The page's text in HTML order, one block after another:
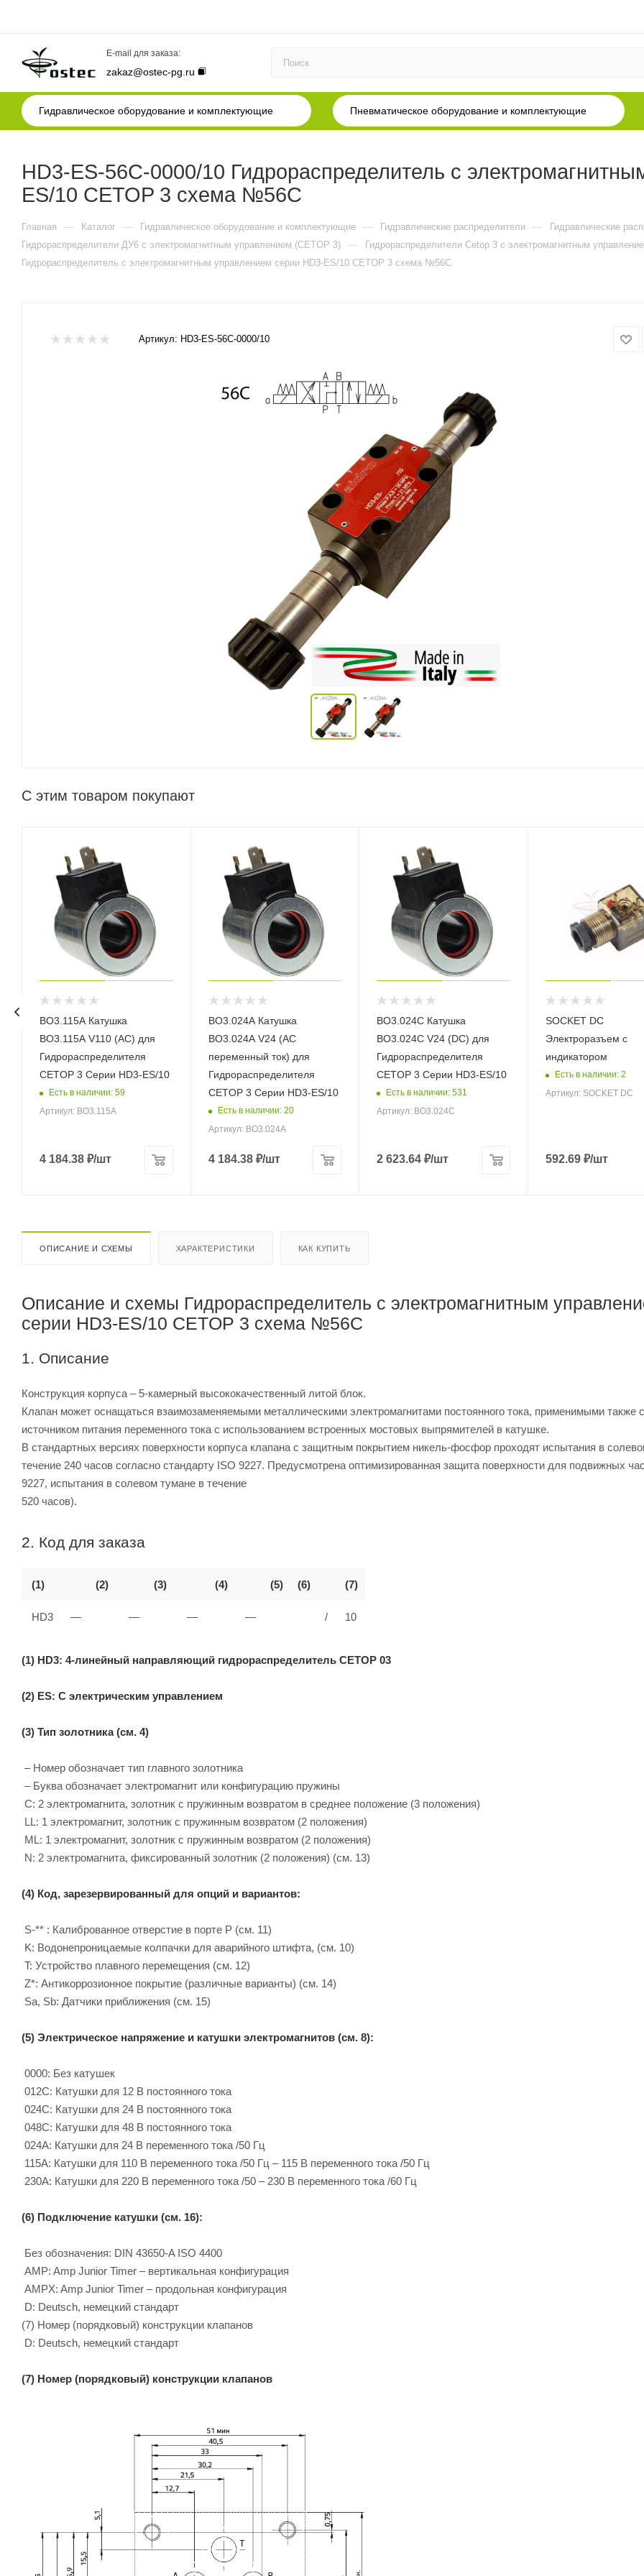
E-mail для заказа:
zakaz@ostec-pg.ru
Гидравлическое оборудование и комплектующие Пневматическое оборудование и комплектующие
HD3-ES-56C-0000/10 Гидрораспределитель с
ES/10 CETOP 3 схема №56C
Главная — Каталог — Гидравлическое оборудование и комплектующие — Гидравлические распределители — Гидравлические
Гидрораспределители ДУ6 с электромагнитным управлением (CETOP 3) — Гидрораспределители Cetop 3 c электромагнитным
Гидрораспределитель с электромагнитным управлением серии HD3-ES/10 CETOP 3 схема №56C
Артикул: HD3-ES-56C-0000/10
С этим товаром покупают
BO3.115A Катушка
BO3.115A V110 (AC) для
Гидрораспределителя
CETOP 3 Серии HD3-ES/10
Есть в наличии: 59
Артикул: BO3.115A
4 184.38₽/шт
BO3.024A Катушка
BO3.024A V24 (AC
переменный ток) для
Гидрораспределителя
CETOP 3 Серии HD3-ES/10
Есть в наличии: 20
Артикул: BO3.024A
4 184.38₽/шт
BO3.024C Катушка
BO3.024C V24 (DC) для
Гидрораспределителя
CETOP 3 Серии HD3-ES/10
Есть в наличии: 531
Артикул: BO3.024C
2 623.64 ₽/шт
SOCKET DC
Электроразъем с
индикатором
Есть в наличии: 2
Артикул: SOCKET DC
592.69 ₽/шт
ОПИСАНИЕ И СХЕМЫ ХАРАКТЕРИСТИКИ КАК КУПИТЬ
Описание и схемы Гидрораспределитель с электромагнитным
серии HD3-ES/10 CETOP 3 схема №56C
1. Описание
Конструкция корпуса – 5-камерный высококачественный литой блок.
Клапан может оснащаться взаимозаменяемыми металлическими электромагнитами постоянного тока, применимыми также с
источником питания переменного тока с использованием встроенных мостовых выпрямителей в катушке.
В стандартных версиях поверхности корпуса клапана с защитным покрытием никель-фосфор проходят испытания в
течение 240 часов согласно стандарту ISO 9227. Предусмотрена оптимизированная защита поверхности для подвижных
9227, испытания в солевом тумане в течение
520 часов).
2. Код для заказа
(1) (2) (3) (4) (5) (6) (7)
HD3 — — — — / 10
(1) HD3: 4-линейный направляющий гидрораспределитель CETOP 03
(2) ES: С электрическим управлением
(3) Тип золотника (см. 4)
– Номер обозначает тип главного золотника
– Буква обозначает электромагнит или конфигурацию пружины
C: 2 электромагнита, золотник с пружинным возвратом в среднее положение (3 положения)
LL: 1 электромагнит, золотник с пружинным возвратом (2 положения)
ML: 1 электромагнит, золотник с пружинным возвратом (2 положения)
N: 2 электромагнита, фиксированный золотник (2 положения) (см. 13)
(4) Код, зарезервированный для опций и вариантов:
S-** : Калиброванное отверстие в порте P (см. 11)
K: Водонепроницаемые колпачки для аварийного штифта, (см. 10)
T: Устройство плавного перемещения (см. 12)
Z*: Антикоррозионное покрытие (различные варианты) (см. 14)
Sa, Sb: Датчики приближения (см. 15)
(5) Электрическое напряжение и катушки электромагнитов (см. 8):
0000: Без катушек
012C: Катушки для 12 B постоянного тока
024C: Катушки для 24 B постоянного тока
048C: Катушки для 48 B постоянного тока
024A: Катушки для 24 B переменного тока /50 Гц
115A: Катушки для 110 B переменного тока /50 Гц – 115 B переменного тока /50 Гц
230A: Катушки для 220 B переменного тока /50 – 230 B переменного тока /60 Гц
(6) Подключение катушки (см. 16):
Без обозначения: DIN 43650-A ISO 4400
AMP: Amp Junior Timer – вертикальная конфигурация
AMPX: Amp Junior Timer – продольная конфигурация
D: Deutsch, немецкий стандарт
(7) Номер (порядковый) конструкции клапанов
D: Deutsch, немецкий стандарт
(7) Номер (порядковый) конструкции клапанов